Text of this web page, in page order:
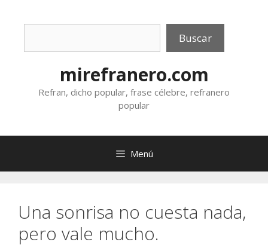
Buscar
mirefranero.com
Refran, dicho popular, frase célebre, refranero
popular
Menú
Una sonrisa no cuesta nada,
pero vale mucho.